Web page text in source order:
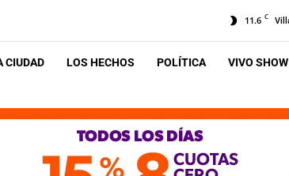
11.6 C
CIUDAD LOS HECHOS POLÍTICA VIVO SHOW